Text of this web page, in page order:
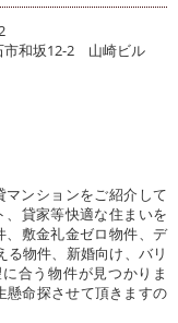
市和坂12-2 山崎ビル
ンションをご紹介して
貸家等快適な住まいを
敷金礼金ゼロ物件、デ
物件、新婚向け、バリ
合う物件が見つかりま
懸命探させて頂きますの